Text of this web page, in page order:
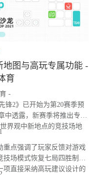
地图与高玩专属功能 -
育
-
2》已开始为第20赛季预
中透露，新赛季将推出专为
界观中新地点的竞技场地
点强调了玩家反馈对游戏
场模式恢复七局四胜制。
项直接采纳高玩建议设计的